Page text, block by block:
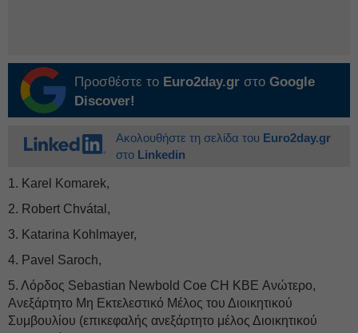
Προσθέστε το Euro2day.gr στο Google
Discover!
Ακολουθήστε τη σελίδα του Euro2day.gr
στο Linkedin
1. Karel Komarek,
2. Robert Chvátal,
3. Katarina Kohlmayer,
4. Pavel Saroch,
5. Λόρδος Sebastian Newbold Coe CH KΒE Ανώτερο,
Ανεξάρτητο Μη Εκτελεστικό Μέλος του Διοικητικού
Συμβουλίου (επικεφαλής ανεξάρτητο μέλος Διοικητικού